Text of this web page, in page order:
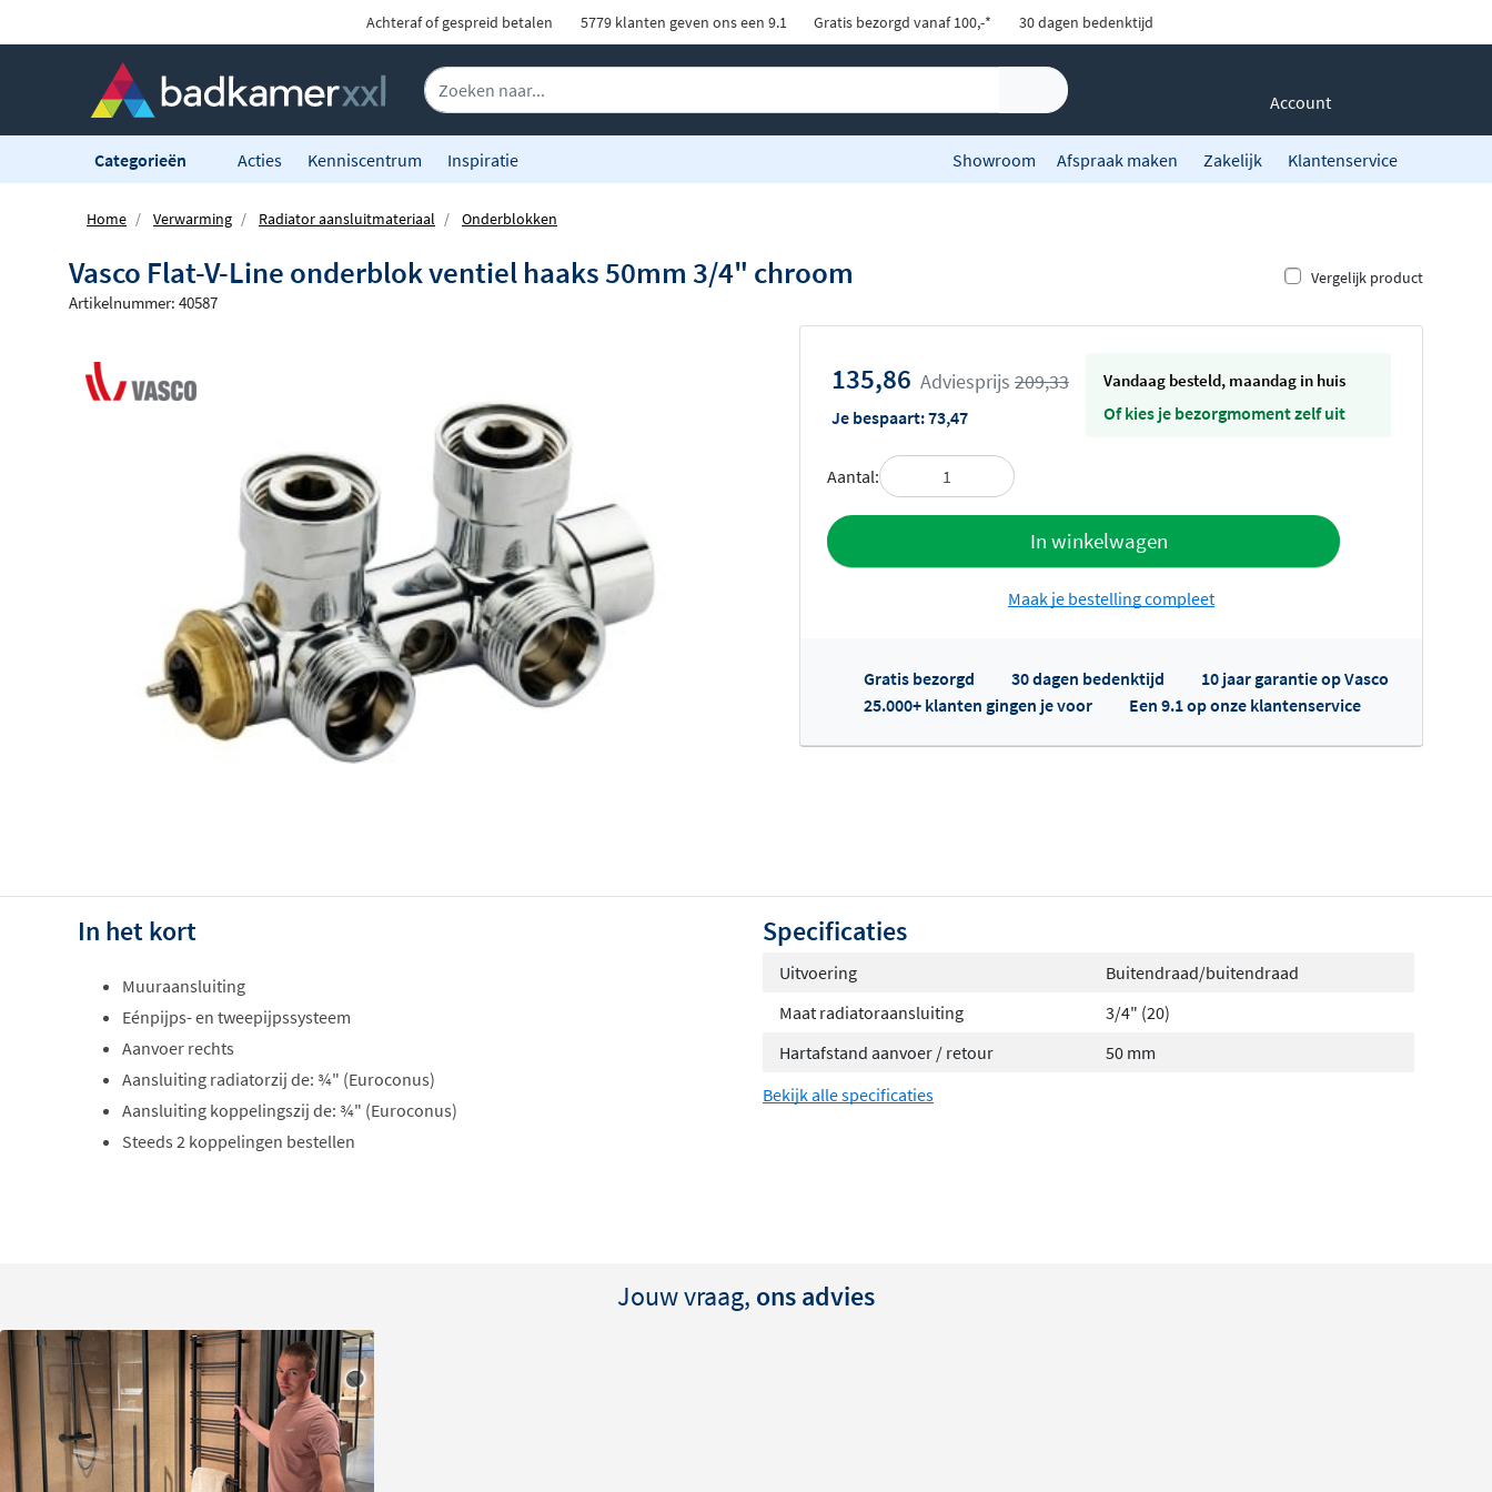
Achteraf of gespreid betalen 5779 klanten geven ons een 9.1 Gratis bezorgd vanaf 100,-* 30 dagen bedenktijd
Account
Categorieën Acties Kenniscentrum Inspiratie Showroom Afspraak maken Zakelijk Klantenservice
Home Verwarming Radiator aansluitmateriaal Onderblokken
Vasco Flat-V-Line onderblok ventiel haaks 50mm 3/4" chroom Vergelijk product
Artikelnummer: 40587
135,86 Adviesprijs 209,33
Je bespaart:73,47
vandaag besteld, maandag in huis
Of kies je bezorgmoment zelf uit
Aantal:
In winkelwagen
Toevoegen aan offerte
Offertes ophalen...
Maak je bestelling compleet
Gratis bezorgd 30 dagen bedenktijd
10 jaar garantie op Vasco
25.000+ klanten gingen je voor
Een 9.1 op onze klantenservice
In het kort
Muuraansluiting
Eénpijps- en tweepijpssysteem
Aanvoer rechts
Aansluiting radiatorzij de: ¾" (Euroconus)
Aansluiting koppelingszij de: ¾" (Euroconus)
Steeds 2 koppelingen bestellen
Specificaties
Uitvoering
Buitendraad/buitendraad
Maat radiatoraansluiting
3/4" (20)
Hartafstand aanvoer / retour
50 mm
Bekijk alle specificaties
Jouw vraag, ons advies